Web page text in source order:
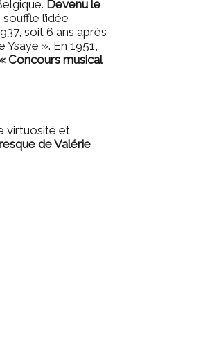
Devenu le
l’idée
soit 6 ans après
». En 1951,
« Concours musical
virtuosité et
de Valérie